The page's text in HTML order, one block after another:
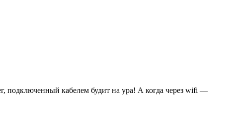
подключенный кабелем будит на ура! А когда через wifi —